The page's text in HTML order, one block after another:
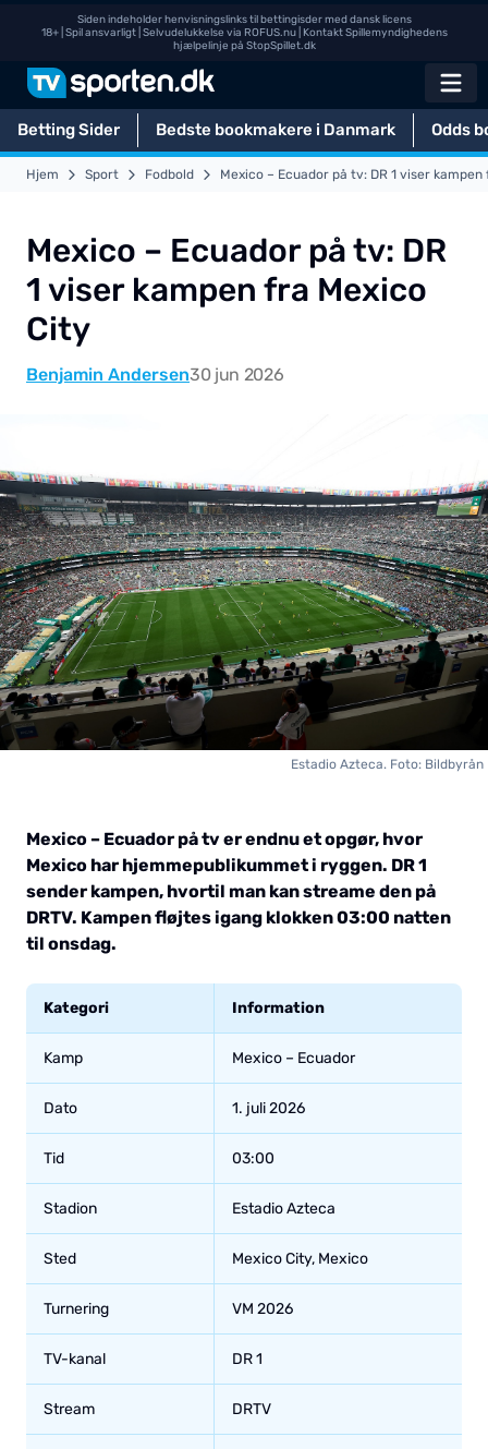
Siden indeholder henvisningslinks til bettingisder med dansk licens
18+ | Spil ansvarligt | Selvudelukkelse via ROFUS.nu| Kontakt Spillemyndighedens
hjælpelinje på StopSpillet.dk
Betting Sider Bedste bookmakere i Danmark Odds
Hjem Sport Fodbold Mexico – Ecuador på tv: DR 1 viser
Mexico – Ecuador på tv: DR
1 viser kampen fra Mexico
City
Benjamin Andersen30 jun 2026
Estadio Azteca. Foto: Bildbyrån
Mexico – Ecuador på tv er endnu et opgør, hvor
Mexico har hjemmepublikummet i ryggen. DR 1
sender kampen, hvortil man kan streame den på
DRTV. Kampen fløjtes igang klokken 03:00 natten
til onsdag.
Kategori Information
Kamp Mexico – Ecuador
Dato 1. juli 2026
Tid 03:00
Stadion Estadio Azteca
Sted Mexico City, Mexico
Turnering VM 2026
TV-kanal DR 1
Stream DRTV